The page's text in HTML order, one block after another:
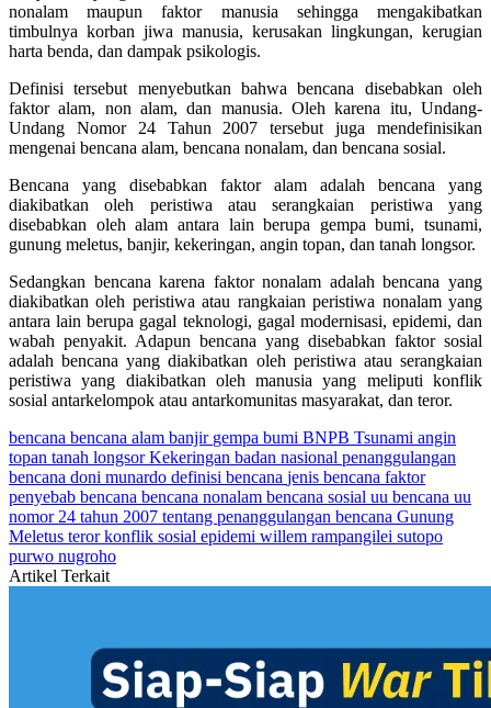
nonalam maupun faktor manusia sehingga mengakibatkan
timbulnya korban jiwa manusia, kerusakan lingkungan, kerugian
harta benda, dan dampak psikologis.
Definisi tersebut menyebutkan bahwa bencana disebabkan oleh
faktor alam, non alam, dan manusia. Oleh karena itu, Undang-
Undang Nomor 24 Tahun 2007 tersebut juga mendefinisikan
mengenai bencana alam, bencana nonalam, dan bencana sosial.
Bencana yang disebabkan faktor alam adalah bencana yang
diakibatkan oleh peristiwa atau serangkaian peristiwa yang
disebabkan oleh alam antara lain berupa gempa bumi, tsunami,
gunung meletus, banjir, kekeringan, angin topan, dan tanah longsor.
Sedangkan bencana karena faktor nonalam adalah bencana yang
diakibatkan oleh peristiwa atau rangkaian peristiwa nonalam yang
antara lain berupa gagal teknologi, gagal modernisasi, epidemi, dan
wabah penyakit. Adapun bencana yang disebabkan faktor sosial
adalah bencana yang diakibatkan oleh peristiwa atau serangkaian
peristiwa yang diakibatkan oleh manusia yang meliputi konflik
sosial antarkelompok atau antarkomunitas masyarakat, dan teror.
bencana bencana alam banjir gempa bumi BNPB Tsunami angin
topan tanah longsorKekeringan badan nasional penanggulangan
bencana doni munardo definisi bencana jenis bencana faktor
penyebab bencana bencana nonalam bencana sosial uu bencana uu
nomor 24 tahun 2007 tentang penanggulangan bencana Gunung
Meletus terorkonflik sosial epidemi willem rampangilei sutopo
purwo nugroho
Artikel Terkait